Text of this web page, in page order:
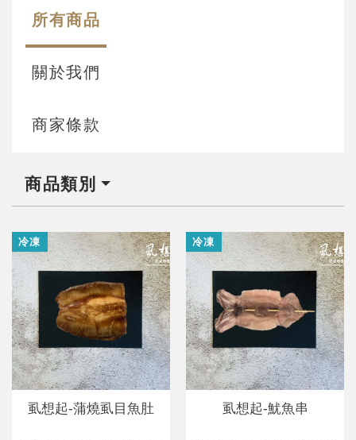
人曾說無巧不成書，但是對彌陀區漁會來說卻是無思不
陀-虱想起
所有商品
關於我們
商家條款
商品類別
冷凍
虱想起-蒲燒虱目魚肚
冷凍
虱想起-魷魚串